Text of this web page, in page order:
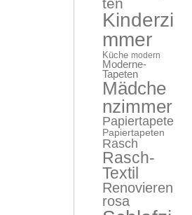
Kinderzi
mmer
Küche modern
Moderne-
Tapeten
Mädche
nzimmer
Papiertapete
Papiertapeten
Rasch
Rasch-
Textil
Renovieren
rosa